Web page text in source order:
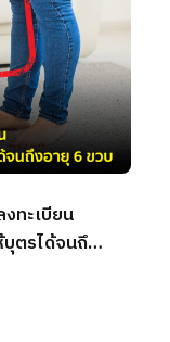
ทะเบียน
บุตรได้จนถึง